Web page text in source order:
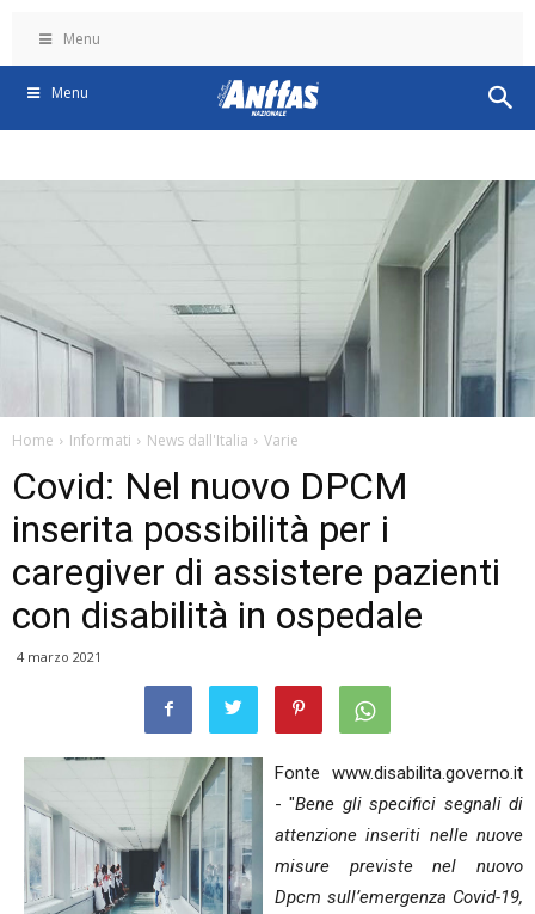
Menu
Menu
Home Informati News dall'Italia Varie
Covid: Nel nuovo DPCM
inserita possibilità per i
caregiver di assistere pazienti
con disabilità in ospedale
4 marzo 2021
Fonte www.disabilita.governo.it
- "Bene gli specifici segnali di
attenzione inseriti nelle nuove
misure previste nel nuovo
Dpcm sull’emergenza Covid-19,